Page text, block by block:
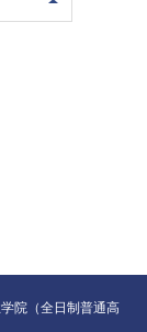
院（全日制普通高